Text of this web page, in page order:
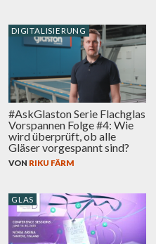
DIGITALISIERUNG
#AskGlaston Serie Flachglas
Vorspannen Folge #4: Wie
wird überprüft, ob alle
Gläser vorgespannt sind?
VON RIKU FÄRM
GLAS